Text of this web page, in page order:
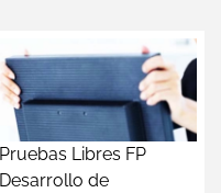
Pruebas Libres FP
Desarrollo de